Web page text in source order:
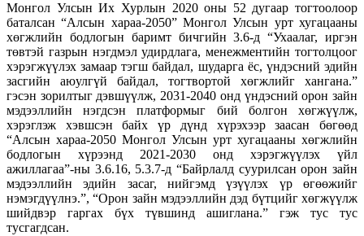
Монгол Улсын Их Хурлын 2020 оны 52 дугаар тогтоолоор
баталсан “Алсын хараа-2050” Монгол Улсын урт хугацааны
хөгжлийн бодлогын баримт бичгийн 3.6-д “Ухаалаг, иргэн
төвтэй газрын нэгдмэл удирдлага, менежментийн тогтолцоог
хэрэгжүүлэх замаар тэгш байдал, шударга ёс, үндэсний эдийн
засгийн аюулгүй байдал, тогтвортой хөгжлийг хангана.”
гэсэн зорилтыг дэвшүүлж, 2031-2040 онд үндэсний орон зайн
мэдээллийн нэгдсэн платформыг бий болгон хөгжүүлж,
хэрэглэж хэвшсэн байх үр дүнд хүрэхээр заасан бөгөөд
“Алсын хараа-2050 Монгол Улсын урт хугацааны хөгжлийн
бодлогын хүрээнд 2021-2030 онд хэрэгжүүлэх үйл
ажиллагаа”-ны 3.6.16, 5.3.7-д “Байрлалд суурилсан орон зайн
мэдээллийн эдийн засаг, нийгэмд үзүүлэх үр өгөөжийг
нэмэгдүүлнэ.”, “Орон зайн мэдээллийн дэд бүтцийг хөгжүүлж
шийдвэр гаргах бүх түвшинд ашиглана.” гэж тус тус
тусгагдсан.